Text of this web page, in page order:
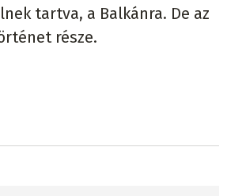
tartva, a Balkánra. De az
része.